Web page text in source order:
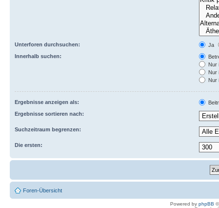
Unterforen durchsuchen:
Ja
Innerhalb suchen:
Nur
Nur
Nur
Ergebnisse anzeigen als:
Ergebnisse sortieren nach:
Suchzeitraum begrenzen:
Die ersten:
Foren-Übersicht
Powered by phpBB